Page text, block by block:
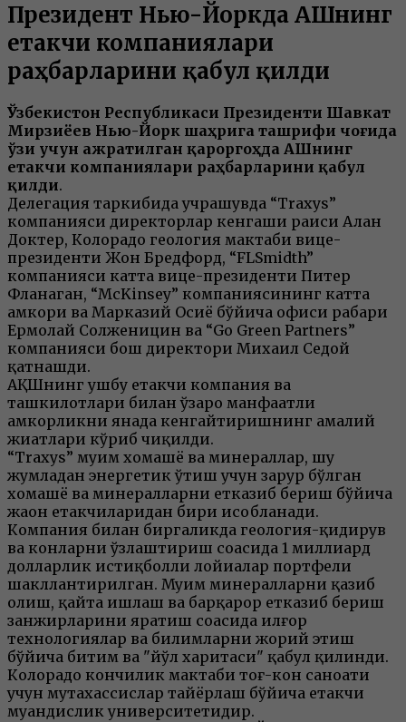
Президент Нью-Йоркда АҚШнинг
етакчи компаниялари
раҳбарларини қабул қилди
Ўзбекистон Республикаси Президенти Шавкат
Мирзиёев Нью-Йорк шаҳрига ташрифи чоғида
ўзи учун ажратилган қароргоҳда АҚШнинг
етакчи компаниялари раҳбарларини қабул
қилди.
Делегация таркибида учрашувда “Traxys”
компанияси директорлар кенгаши раиси Алан
Доктер, Колорадо геология мактаби вице-
президенти Жон Бредфорд, “FLSmidth”
компанияси катта вице-президенти Питер
Фланаган, “McKinsey” компаниясининг катта
ҳамкори ва Марказий Осиё бўйича офиси раҳбари
Ермолай Солженицин ва “Go Green Partners”
компанияси бош директори Михаил Седой
қатнашди.
АҚШнинг ушбу етакчи компания ва
ташкилотлари билан ўзаро манфаатли
ҳамкорликни янада кенгайтиришнинг амалий
жиҳатлари кўриб чиқилди.
“Traxys” муҳим хомашё ва минераллар, шу
жумладан энергетик ўтиш учун зарур бўлган
хомашё ва минералларни етказиб бериш бўйича
жаҳон етакчиларидан бири ҳисобланади.
Компания билан биргаликда геология-қидирув
ва конларни ўзлаштириш соҳасида 1 миллиард
долларлик истиқболли лойиҳалар портфели
шакллантирилган. Муҳим минералларни қазиб
олиш, қайта ишлаш ва барқарор етказиб бериш
занжирларини яратиш соҳасида илғор
технологиялар ва билимларни жорий этиш
бўйича битим ва "йўл харитаси" қабул қилинди.
Колорадо кончилик мактаби тоғ-кон саноати
учун мутахассислар тайёрлаш бўйича етакчи
муҳандислик университетидир.